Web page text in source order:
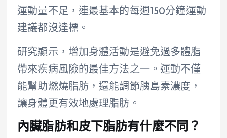
運動量不足，連最基本的每週150分鐘運動
建議都沒達標。
研究顯示，增加身體活動是避免過多體脂
帶來疾病風險的最佳方法之一。運動不僅
能幫助燃燒脂肪，還能調節胰島素濃度，
讓身體更有效地處理脂肪。
內臟脂肪和皮下脂肪有什麼不同？